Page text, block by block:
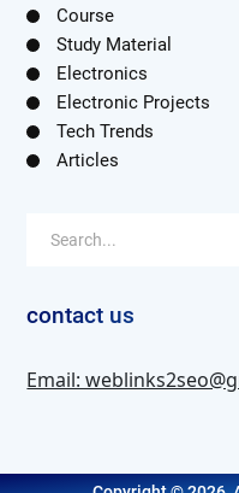
Course
Study Material
Electronics
Electronic Projects
Tech Trends
Articles
contact us
Email: